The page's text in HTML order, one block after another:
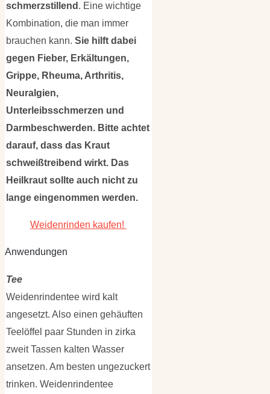
schmerzstillend . Eine wichtige
Kombination, die man immer
brauchen kann. Sie hilft dabei
gegen Fieber, Erkältungen,
Grippe, Rheuma, Arthritis,
Neuralgien,
Unterleibsschmerzen und
Darmbeschwerden. Bitte achtet
darauf, dass das Kraut
schweißtreibend wirkt. Das
Heilkraut sollte auch nicht zu
lange eingenommen werden.
Weidenrinden kaufen!
Anwendungen
Tee
Weidenrindentee wird kalt
angesetzt. Also einen gehäuften
Teelöffel paar Stunden in zirka
zweit Tassen kalten Wasser
ansetzen. Am besten ungezuckert
trinken. Weidenrindentee